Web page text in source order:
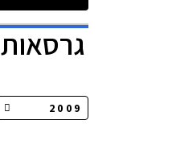
גרסאות